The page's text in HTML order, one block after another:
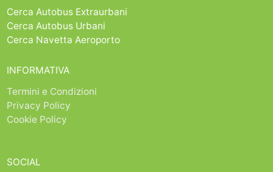
Cerca Autobus Extraurbani
Cerca Autobus Urbani
Cerca Navetta Aeroporto
INFORMATIVA
Termini e Condizioni
Privacy Policy
Cookie Policy
SOCIAL